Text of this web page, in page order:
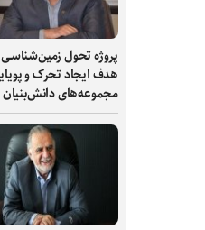
پروژه تحول زمین‌شناسی
هدف ایجاد تحرک و
مجموعه‌های دانش‌بنیان